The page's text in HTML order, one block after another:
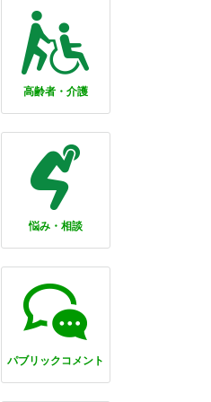
高齢者・介護
悩み・相談
パブリックコメント